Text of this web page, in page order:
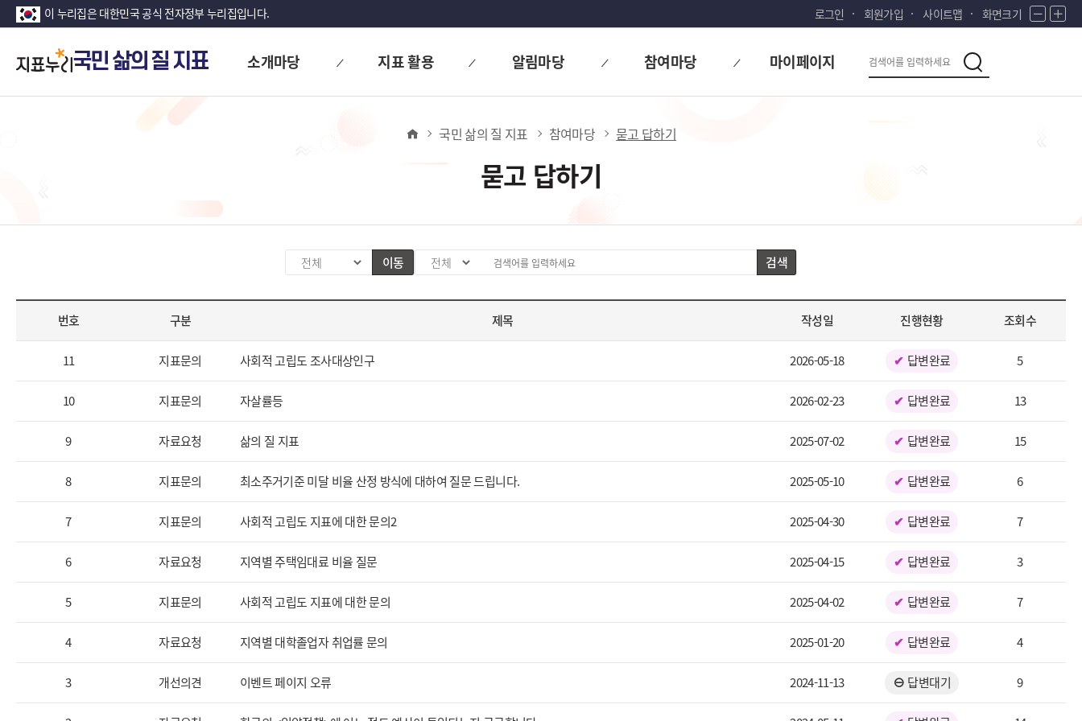
이 누리집은 대한민국 공식 전자정부 누리집입니다. 로그인 회원가입 사이트맵 화면크기
화
화
지
표
누
국민 삶의 질 지표
민
소개마당 지표 활용 알림마당 참여마당 마이페이지
검
색
검
홈 국민 삶의 질 지표 참여마당 묻고 답하기
묻고 답하기
구
값
택
이동
검
분
값
검
어
력
검색
번호 구분 제목 작성일 진행현황 조회수
11 지표문의 사회적 고립도 조사대상인구 2026-05-18 답변완료 5
10 지표문의 자살률등 2026-02-23 답변완료 13
9 자료요청 삶의 질 지표 2025-07-02 답변완료 15
8 지표문의 최소주거기준 미달 비율 산정 방식에 대하여 질문 드립니다. 2025-05-10 답변완료 6
7 지표문의 사회적 고립도 지표에 대한 문의2 2025-04-30 답변완료 7
6 자료요청 지역별 주택임대료 비율 질문 2025-04-15 답변완료 3
5 지표문의 사회적 고립도 지표에 대한 문의 2025-04-02 답변완료 7
4 자료요청 지역별 대학졸업자 취업률 문의 2025-01-20 답변완료 4
3 개선의견 이벤트 페이지 오류 2024-11-13 답변대기 9